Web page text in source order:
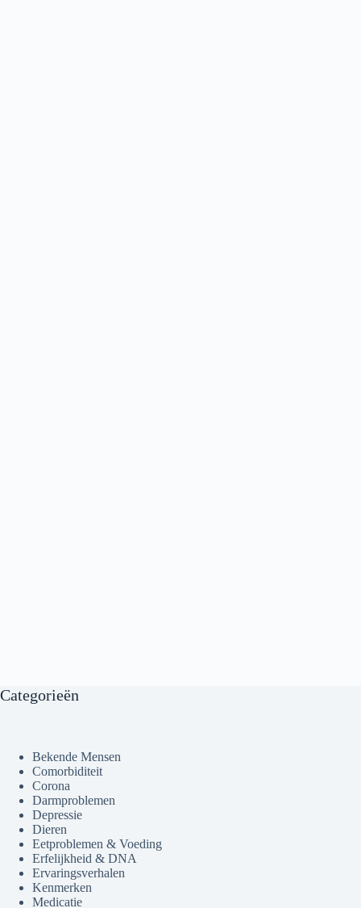
Categorieën
Bekende Mensen
Comorbiditeit
Corona
Darmproblemen
Depressie
Dieren
Eetproblemen & Voeding
Erfelijkheid & DNA
Ervaringsverhalen
Kenmerken
Medicatie